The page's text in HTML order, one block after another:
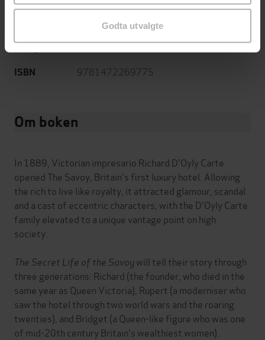
Godta utvalgte
Format mp3
Kun app
ISBN 9781472269775
Om boken
In 1889, Victorian impresario Richard D'Oyly Carte
opened The Savoy, Britain's first luxury hotel. Allowing
the rich to live like royalty, it attracted glamour, scandal
and a cast of eccentric characters, with the D'Oyly Carte
family elevated to a unique vantage point on high
society.
The Secret Life of the Savoywill tell their story through
three generations: Richard (the founder, who died in the
same year as Queen Victoria), Rupert (a moderniser who
saw the hotel through two world wars and the roaring
twenties), and Bridget (a Queen-like figure who was one
of mid-20th century Britain's wealthiest women).